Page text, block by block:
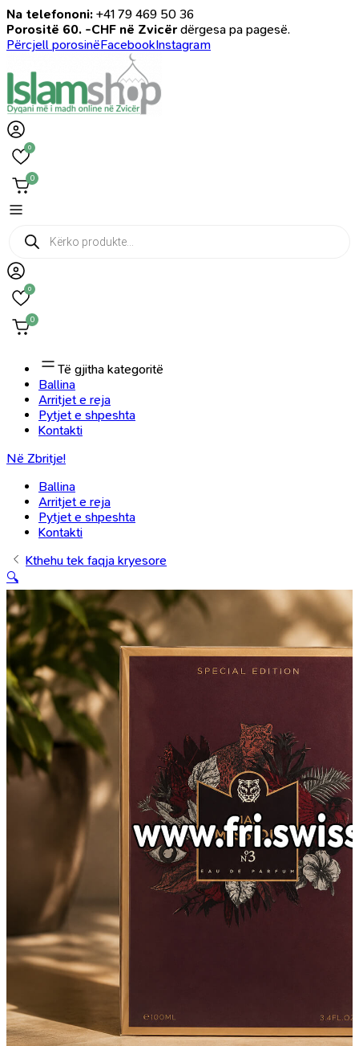
Na telefononi: +41 79 469 50 36
Porositë 60. -CHF në Zvicër dërgesa pa pagesë.
Përcjell porosinëFacebookInstagram
0
0
Products
search
0
0
Të gjitha kategoritë
Ballina
Arritjet e reja
Pytjet e shpeshta
Kontakti
Në Zbritje!
Ballina
Arritjet e reja
Pytjet e shpeshta
Kontakti
Kthehu tek faqja kryesore
🔍